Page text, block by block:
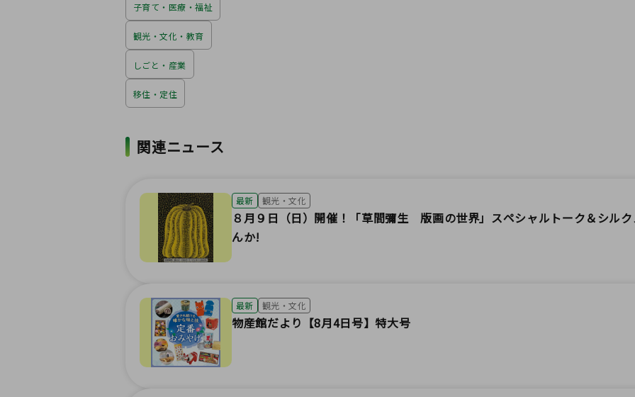
子育て・医療・福祉
観光・文化・教育
しごと・産業
移住・定住
関連ニュース
最新 観光・文化
８月９日（日）開催！「草間彌生 版画の世界」スペシャルトーク＆シル
んか!
最新 観光・文化
物産館だより【8月4日号】特大号